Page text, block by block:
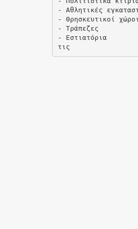
- Αθλητικές
- Θρησκευτικοί χώροι
- Τράπεζες
- Εστιατόρια